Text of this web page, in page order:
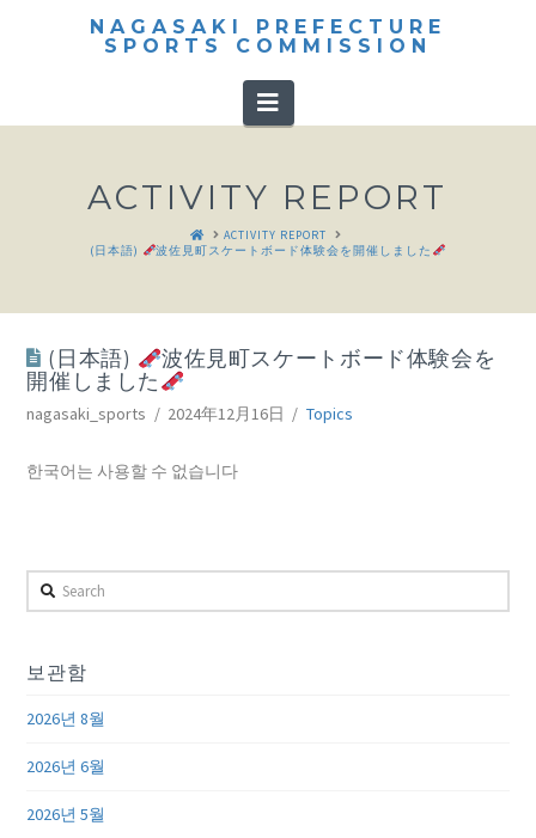
NAGASAKI PREFECTURE
SPORTS COMMISSION
Navigation
ACTIVITY REPORT
HOMEACTIVITY REPORT
(日本語)
波佐見町スケートボード体験会を開催しました
(日本語)
波佐見町スケートボード体験会を
開催しました
nagasaki_sports 2024年12月16日 Topics
한국어는 사용할 수 없습니다
Search
보관함
2026년 8월
2026년 6월
2026년 5월